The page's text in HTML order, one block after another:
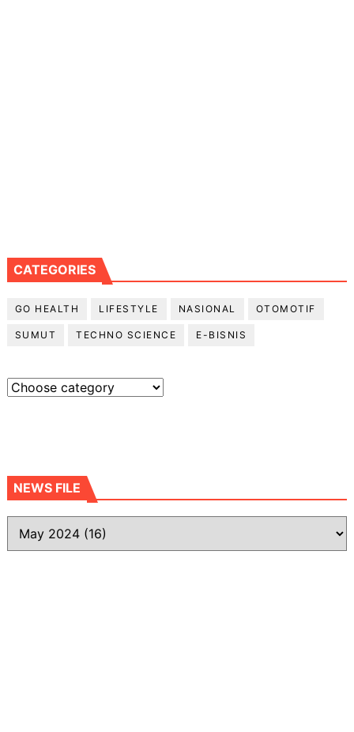
CATEGORIES
GO HEALTH LIFESTYLE NASIONAL OTOMOTIF
SUMUT TECHNO SCIENCE E-BISNIS
NEWS FILE